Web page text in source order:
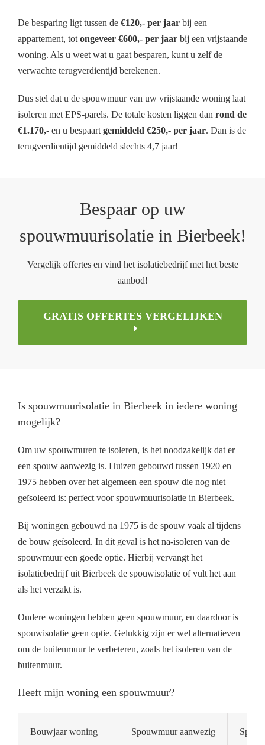
De besparing ligt tussen de €120,- per jaar bij een
appartement, totongeveer €600,- per jaar bij een vrijstaande
woning. Als u weet wat u gaat besparen, kunt u zelf de
verwachte terugverdientijd berekenen.
Dus stel dat u de spouwmuur van uw vrijstaande woning laat
isoleren met EPS-parels. De totale kosten liggen dan rond de
€1.170,- en u bespaartgemiddeld €250,- per jaar. Dan is de
terugverdientijd gemiddeld slechts 4,7 jaar!
Bespaar op uw
spouwmuurisolatie in Bierbeek!
Vergelijk offertes en vind het isolatiebedrijf met het beste
aanbod!
GRATIS OFFERTES VERGELIJKEN
Is spouwmuurisolatie in Bierbeek in iedere woning
mogelijk?
Om uw spouwmuren te isoleren, is het noodzakelijk dat er
een spouw aanwezig is. Huizen gebouwd tussen 1920 en
1975 hebben over het algemeen een spouw die nog niet
geïsoleerd is: perfect voor spouwmuurisolatie in Bierbeek.
Bij woningen gebouwd na 1975 is de spouw vaak al tijdens
de bouw geïsoleerd. In dit geval is het na-isoleren van de
spouwmuur een goede optie. Hierbij vervangt het
isolatiebedrijf uit Bierbeek de spouwisolatie of vult het aan
als het verzakt is.
Oudere woningen hebben geen spouwmuur, en daardoor is
spouwisolatie geen optie. Gelukkig zijn er wel alternatieven
om de buitenmuur te verbeteren, zoals het isoleren van de
buitenmuur.
Heeft mijn woning een spouwmuur?
Bouwjaar woning Spouwmuur aanwezig